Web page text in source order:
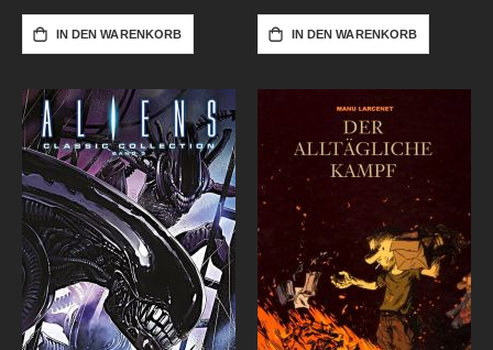
IN DEN WARENKORB IN DEN WARENKORB